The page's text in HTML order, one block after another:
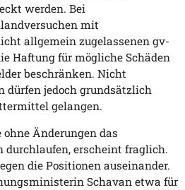
werden. Bei
mit
allgemein zugelassenen gv-
Haftung für mögliche Schäden
beschränken. Nicht
dürfen jedoch grundsätzlich
gelangen.
ohne Änderungen das
durchlaufen, erscheint fraglich.
die Positionen auseinander.
Schavan etwa für